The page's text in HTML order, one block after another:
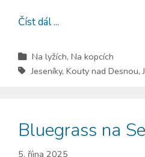
Číst dál ...
Na lyžích, Na kopcích
Jeseníky, Kouty nad Desnou,
Bluegrass na
5. října 2025